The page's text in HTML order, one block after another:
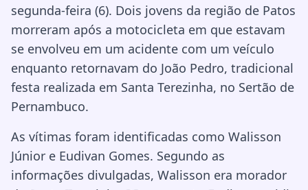
segunda-feira (6). Dois jovens da região de Patos
morreram após a motocicleta em que estavam
se envolveu em um acidente com um veículo
enquanto retornavam do João Pedro, tradicional
festa realizada em Santa Terezinha, no Sertão de
Pernambuco.
As vítimas foram identificadas como Walisson
Júnior e Eudivan Gomes. Segundo as
informações divulgadas, Walisson era morador